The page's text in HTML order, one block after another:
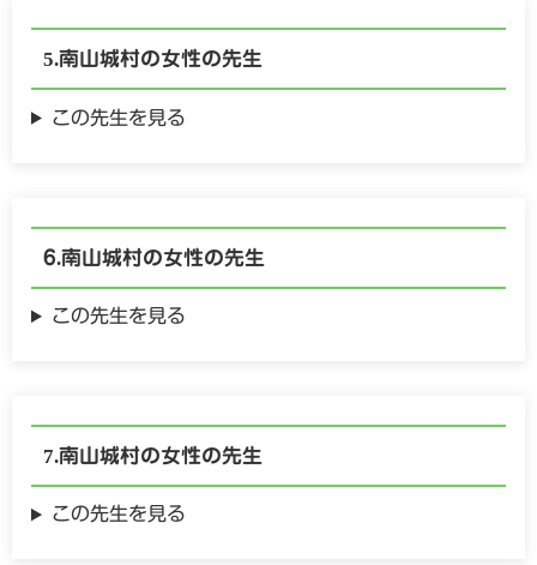
南山城村の女性の先生
この先生を見る
南山城村の女性の先生
この先生を見る
南山城村の女性の先生
この先生を見る